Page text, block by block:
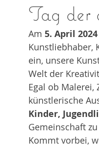
Tag der
Am 5. April 2024
Kunstliebhaber,
ein, unsere
Welt der
Egal ob Malerei,
künstlerische
Kinder,
Gemeinschaft
Kommt vorbei,